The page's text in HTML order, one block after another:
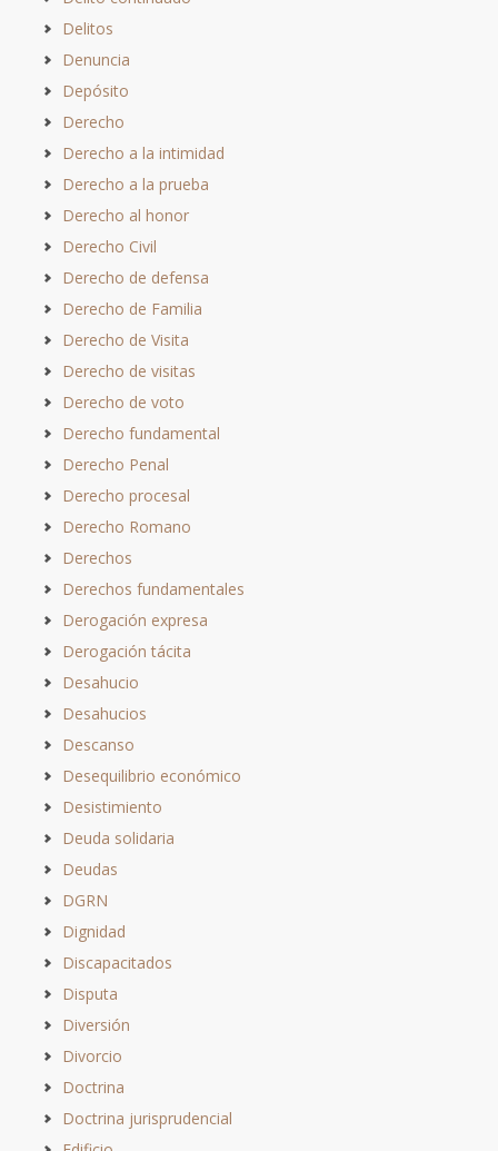
Delitos
Denuncia
Depósito
Derecho
Derecho a la intimidad
Derecho a la prueba
Derecho al honor
Derecho Civil
Derecho de defensa
Derecho de Familia
Derecho de Visita
Derecho de visitas
Derecho de voto
Derecho fundamental
Derecho Penal
Derecho procesal
Derecho Romano
Derechos
Derechos fundamentales
Derogación expresa
Derogación tácita
Desahucio
Desahucios
Descanso
Desequilibrio económico
Desistimiento
Deuda solidaria
Deudas
DGRN
Dignidad
Discapacitados
Disputa
Diversión
Divorcio
Doctrina
Doctrina jurisprudencial